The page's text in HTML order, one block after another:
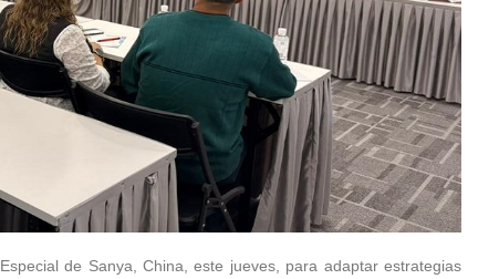
de Sanya, China, este jueves, para adaptar estrategias